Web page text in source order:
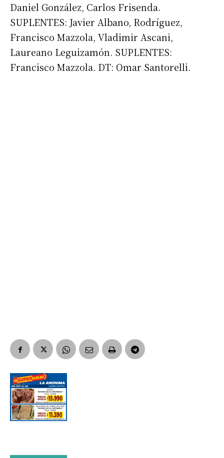
Daniel González, Carlos Frisenda.
SUPLENTES: Javier Albano, Rodríguez,
Francisco Mazzola, Vladimir Ascani,
Laureano Leguizamón. SUPLENTES:
Francisco Mazzola. DT: Omar Santorelli.